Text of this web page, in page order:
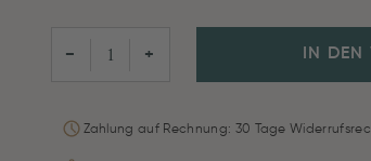
− + IN
Zahlung auf Rechnung: 30 Tage